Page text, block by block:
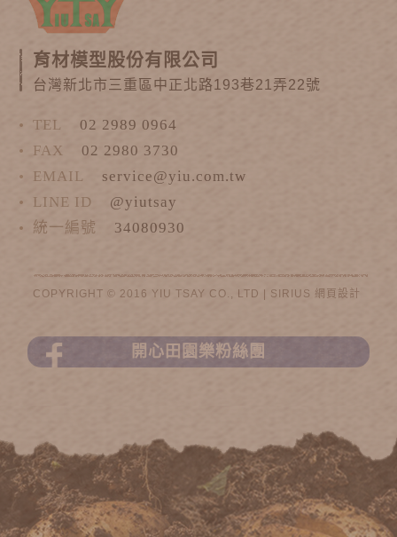
育材模型股份有限公司
台灣新北市三重區中正北路193巷21弄22號
TEL
02 2989 0964
FAX
02 2980 3730
EMAIL
service@yiu.com.tw
LINE ID
@yiutsay
統一編號
34080930
COPYRIGHT © 2016 YIU TSAY CO., LTD | SIRIUS 網頁設計
開心田園樂粉絲團